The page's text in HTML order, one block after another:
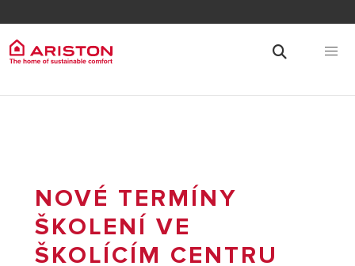
NOVÉ TERMÍNY
ŠKOLENÍ VE
ŠKOLÍCÍM CENTRU